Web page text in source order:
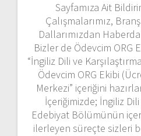
Sayfamıza Ait
Çalışmalarımız,
Dallarımızdan
Bizler de Ödevcim ORG
“İngiliz Dili ve
Ödevcim ORG Ekibi
Merkezi” içeriğini
İçeriğimizde; İngiliz Dili
Edebiyat Bölümünün
ilerleyen süreçte sizleri